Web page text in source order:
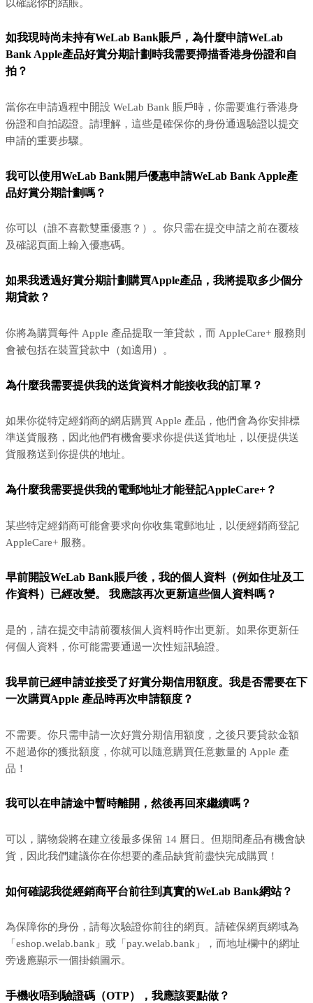
以確認你的結賬。
如我現時尚未持有WeLab Bank賬戶，為什麼申請WeLab
Bank Apple產品好賞分期計劃時我需要掃描香港身份證和自
拍？
當你在申請過程中開設 WeLab Bank 賬戶時，你需要進行香港身
份證和自拍認證。請理解，這些是確保你的身份通過驗證以提交
申請的重要步驟。
我可以使用WeLab Bank開戶優惠申請WeLab Bank Apple產
品好賞分期計劃嗎？
你可以（誰不喜歡雙重優惠？）。你只需在提交申請之前在覆核
及確認頁面上輸入優惠碼。
如果我透過好賞分期計劃購買Apple產品，我將提取多少個分
期貸款？
你將為購買每件 Apple 產品提取一筆貸款，而 AppleCare+ 服務則
會被包括在裝置貸款中（如適用）。
為什麼我需要提供我的送貨資料才能接收我的訂單？
如果你從特定經銷商的網店購買 Apple 產品，他們會為你安排標
準送貨服務，因此他們有機會要求你提供送貨地址，以便提供送
貨服務送到你提供的地址。
為什麼我需要提供我的電郵地址才能登記AppleCare+？
某些特定經銷商可能會要求向你收集電郵地址，以便經銷商登記
AppleCare+ 服務。
早前開設WeLab Bank賬戶後，我的個人資料（例如住址及工
作資料）已經改變。 我應該再次更新這些個人資料嗎？
是的，請在提交申請前覆核個人資料時作出更新。如果你更新任
何個人資料，你可能需要通過一次性短訊驗證。
我早前已經申請並接受了好賞分期信用額度。我是否需要在下
一次購買Apple 產品時再次申請額度？
不需要。你只需申請一次好賞分期信用額度，之後只要貸款金額
不超過你的獲批額度，你就可以隨意購買任意數量的 Apple 產
品！
我可以在申請途中暫時離開，然後再回來繼續嗎？
可以，購物袋將在建立後最多保留 14 曆日。但期間產品有機會缺
貨，因此我們建議你在你想要的產品缺貨前盡快完成購買！
如何確認我從經銷商平台前往到真實的WeLab Bank網站？
為保障你的身份，請每次驗證你前往的網頁。請確保網頁網域為
「eshop.welab.bank」或「pay.welab.bank」，而地址欄中的網址
旁邊應顯示一個掛鎖圖示。
手機收唔到驗證碼（OTP），我應該要點做？